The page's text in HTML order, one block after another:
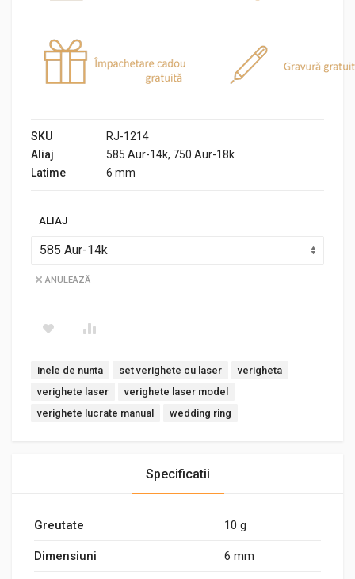
SKU
RJ-1214
Aliaj
585 Aur-14k, 750 Aur-18k
Latime
6 mm
ALIAJ
ANULEAZĂ
Tags:
inele de nunta set verighete cu laser
verigheta
verighete laser
verighete laser model
verighete lucrate manual
wedding ring
Specificatii
Greutate 10 g
Dimensiuni 6 mm